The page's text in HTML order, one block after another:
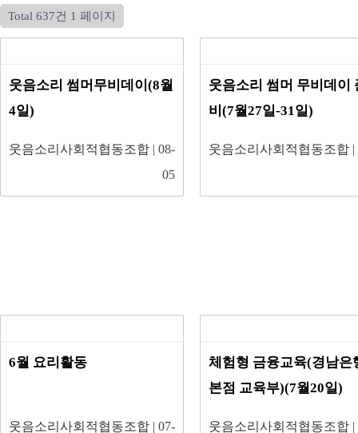
Total 637건 1 페이지
웃음소리 썸머무비데이(8월
4일)
웃음소리사회적협동조합 | 08-
05
웃음소리 썸머 무비데이
비(7월27일-31일)
웃음소리사회적협동조합
6월 요리활동
웃음소리사회적협동조합 | 07-
체험형 금융교육(경남은
본점 교육부)(7월20일)
웃음소리사회적협동조합